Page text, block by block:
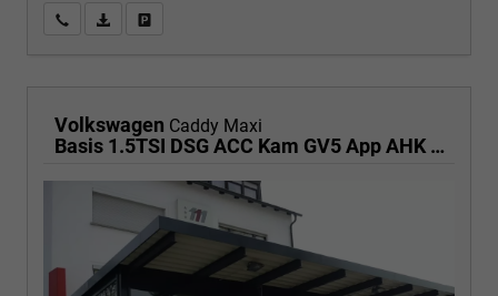
Wir rufen Sie anPDF-Fahrzeugexposé drucken
Volkswagen Caddy Maxi
Basis 1.5TSI DSG ACC Kam GV5 App AHK Reling